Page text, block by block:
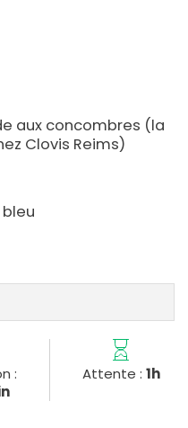
aux concombres (la
Clovis Reims)
:
Attente : 1h